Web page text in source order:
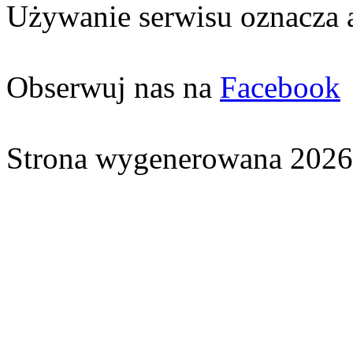
Używanie serwisu oznacza
Obserwuj nas na Facebook
Strona wygenerowana